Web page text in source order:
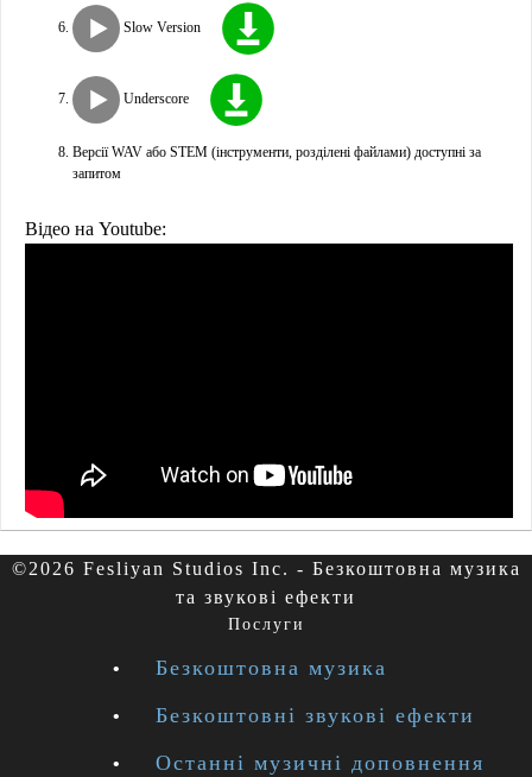
Slow Version
Underscore
Версії WAV або STEM (інструменти, розділені файлами) доступні за
запитом
Відео на Youtube:
©2026 Fesliyan Studios Inc. - Безкоштовна музика
та звукові ефекти
Послуги
Безкоштовна музика
Безкоштовні звукові ефекти
Останні музичні доповнення